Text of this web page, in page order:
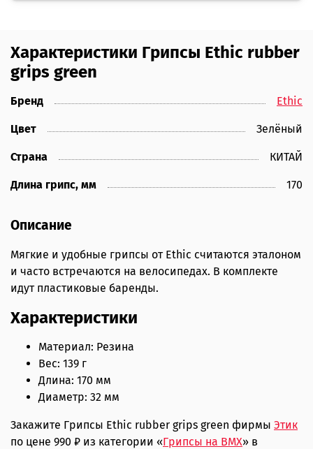
Характеристики Грипсы Ethic rubber
grips green
Бренд Ethic
Цвет Зелёный
Страна КИТАЙ
Длина грипс, мм 170
Описание
Мягкие и удобные грипсы от Ethic считаются эталоном
и часто встречаются на велосипедах. В комплекте
идут пластиковые баренды.
Характеристики
Материал: Резина
Вес: 139 г
Длина: 170 мм
Диаметр: 32 мм
Закажите Грипсы Ethic rubber grips green фирмы Этик
по цене 990 ₽ из категории «Грипсы на BMX» в